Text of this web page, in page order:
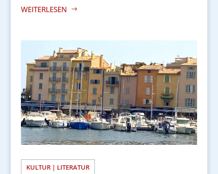
WEITERLESEN
KULTUR | LITERATUR